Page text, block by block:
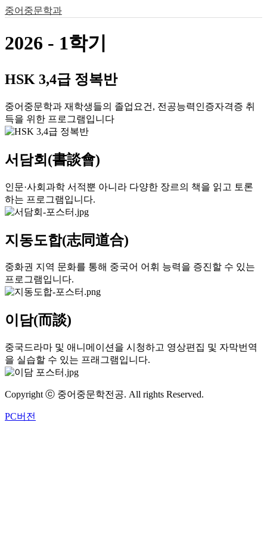
중어중문학과
2026 - 1학기
HSK 3,4급 정복반
중어중문학과 재학생들의 졸업요건, 전공능력인증자격증 취
득을 위한 프로그램입니다
서담회(書談會)
인문·사회과학 서적뿐 아니라 다양한 장르의 책을 읽고 토론
하는 프로그램입니다.
지동도합(志同道合)
중화권 지역 문화를 통해 중국어 어휘 능력을 증진할 수 있는
프로그램입니다.
이담(而談)
중국드라마 및 애니메이션을 시청하고 영상편집 및 자막번역
을 실습할 수 있는 프래그램입니다.
Copyright ⓒ 중어중문학전공. All rights Reserved.
PC버전